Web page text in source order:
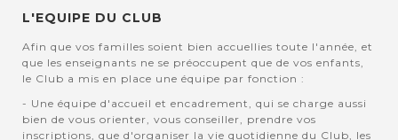
L'EQUIPE DU CLUB
Afin que vos familles soient bien accuellies toute l'année, et
que les enseignants ne se préoccupent que de vos enfants,
le Club a mis en place une équipe par fonction :
- Une équipe d'accueil et encadrement, qui se charge aussi
bien de vous orienter, vous conseiller, prendre vos
inscriptions, que d'organiser la vie quotidienne du Club, les